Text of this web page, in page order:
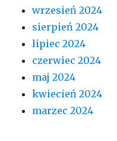
wrzesień 2024
sierpień 2024
lipiec 2024
czerwiec 2024
maj 2024
kwiecień 2024
marzec 2024